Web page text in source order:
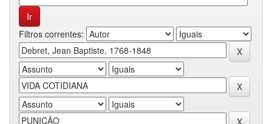
Filtros correntes: